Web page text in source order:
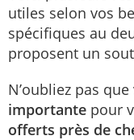
utiles selon vos
spécifiques au
proposent un
N’oubliez pas que
importante pour
offerts près de